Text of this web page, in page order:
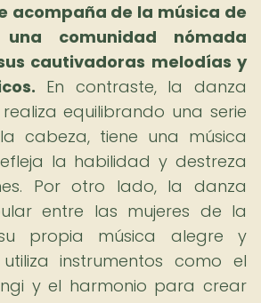
acompaña de la música de
comunidad nómada
cautivadoras melodías y
En contraste, la danza
equilibrando una serie
cabeza, tiene una música
la habilidad y destreza
Por otro lado, la danza
entre las mujeres de la
propia música alegre y
instrumentos como el
y el harmonio para crear